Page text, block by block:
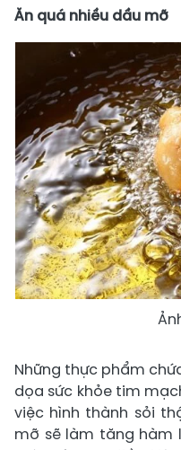
Ăn quá nhiều dầu mỡ
Những thực phẩm
dọa sức khỏe tim
việc hình thành sỏi
mỡ sẽ làm tăng hàm